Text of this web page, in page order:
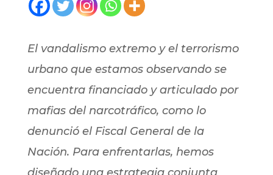
El vandalismo extremo y el terrorismo
urbano que estamos observando se
encuentra financiado y articulado por
mafias del narcotráfico, como lo
denunció el Fiscal General de la
Nación. Para enfrentarlas, hemos
diseñado una estrategia conjunta